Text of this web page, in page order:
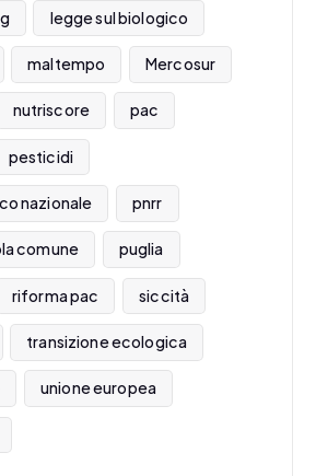
legge sul biologico
maltempo Mercosur
nutriscore pac
pesticidi
nazionale pnrr
comune puglia
riforma pac siccità
transizione ecologica
unione europea